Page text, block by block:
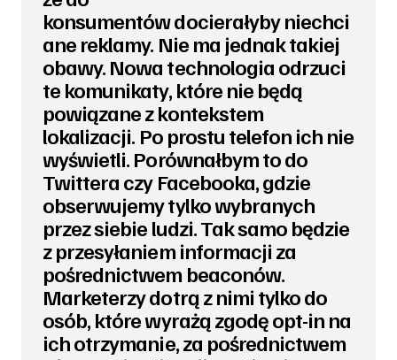
konsumentów docierałyby niechci
ane reklamy. Nie ma jednak takiej
obawy. Nowa technologia odrzuci
te komunikaty, które nie będą
powiązane z kontekstem
lokalizacji. Po prostu telefon ich nie
wyświetli. Porównałbym to do
Twittera czy Facebooka, gdzie
obserwujemy tylko wybranych
przez siebie ludzi. Tak samo będzie
z przesyłaniem informacji za
pośrednictwem beaconów.
Marketerzy dotrą z nimi tylko do
osób, które wyrażą zgodę opt-in na
ich otrzymanie, za pośrednictwem